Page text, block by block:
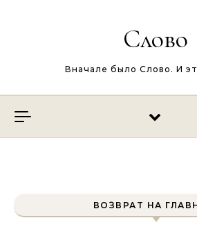
Слово
Вначале было Слово. И
ВОЗВРАТ НА